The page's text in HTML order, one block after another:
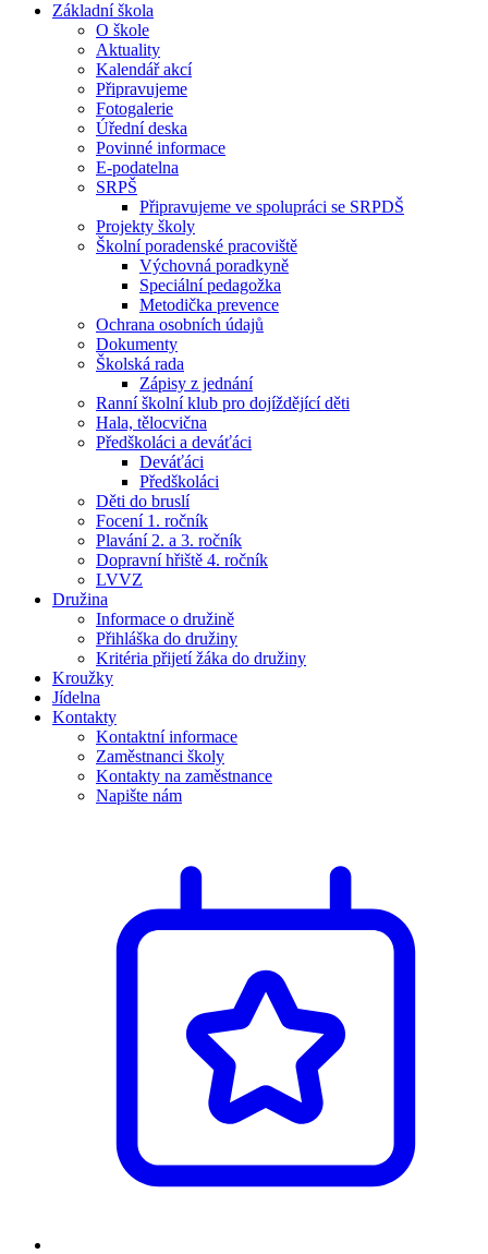
Základní škola
O škole
Aktuality
Kalendář akcí
Připravujeme
Fotogalerie
Úřední deska
Povinné informace
E-podatelna
SRPŠ
Připravujeme ve spolupráci se SRPDŠ
Projekty školy
Školní poradenské pracoviště
Výchovná poradkyně
Speciální pedagožka
Metodička prevence
Ochrana osobních údajů
Dokumenty
Školská rada
Zápisy z jednání
Ranní školní klub pro dojíždějící děti
Hala, tělocvična
Předškoláci a deváťáci
Deváťáci
Předškoláci
Děti do bruslí
Focení 1. ročník
Plavání 2. a 3. ročník
Dopravní hřiště 4. ročník
LVVZ
Družina
Informace o družině
Přihláška do družiny
Kritéria přijetí žáka do družiny
Kroužky
Jídelna
Kontakty
Kontaktní informace
Zaměstnanci školy
Kontakty na zaměstnance
Napište nám